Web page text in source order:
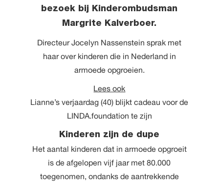
bezoek bij Kinderombudsman
Margrite Kalverboer.
Directeur Jocelyn Nassenstein sprak met
haar over kinderen die in Nederland in
armoede opgroeien.
Lees ook
Lianne’s verjaardag (40) blijkt cadeau voor de
LINDA.foundation te zijn
Kinderen zijn de dupe
Het aantal kinderen dat in armoede opgroeit
is de afgelopen vijf jaar met 80.000
toegenomen, ondanks de aantrekkende